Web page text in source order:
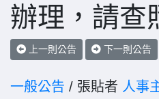
辦理，請查
上一則公告 下一則公告
一般公告 / 張貼者 人事